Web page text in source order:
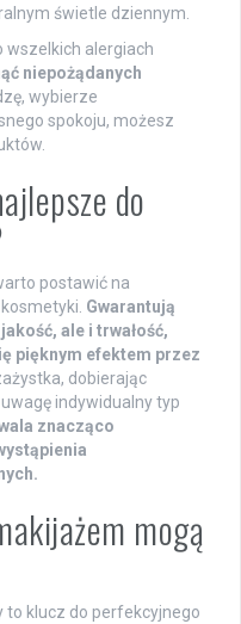
świetle dziennym.
wszelkich alergiach
niepożądanych
wybierze
spokoju, możesz
do
postawić na
Gwarantują
ale i trwałość,
pięknym efektem przez
dobierając
indywidualny typ
znacząco
mogą
to klucz do perfekcyjnego